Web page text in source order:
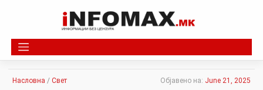
Насловна / Свет Објавено на: June 21, 2025